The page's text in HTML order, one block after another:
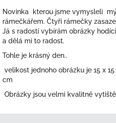
Novinka kterou jsme vymysleli
rámečkářem. Čtyři rámečky
Já s radostí vybírám obrázky
a dělá mi to radost.
Tohle je krásný den..
velikost jednoho obrázku je 15 x
cm
Obrázky jsou velmi kvalitně